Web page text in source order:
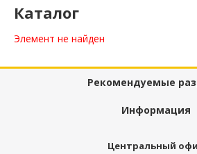
Каталог
Элемент не найден
Рекомендуемые
Информация
Центральный